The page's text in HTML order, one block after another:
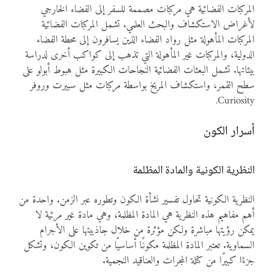
المركبات الفضائية هي مركبات مصممة للسفر إلى الفضاء الخارجي
لأغراض الاستكشاف والبحث العلمي. تشمل المركبات الفضائية
المركبات المأهولة مثل رواد الفضاء الذين يسافرون إلى محطة الفضاء
الدولية، والمركبات غير المأهولة التي تذهب إلى كواكب أخرى لدراسة
بيئاتها. تشمل البعثات الفضائية النجاحات الكبيرة مثل هبوط أبولو على
سطح القمر، واستكشاف المريخ بواسطة مركبات مثل سبيرت وروفر
Curiosity.
أسرار الكون
النظرية الكونية والمادة المظلمة
النظرية الكونية تحاول تفسير نشأة الكون وتطوره عبر الزمن. واحدة من
أهم مفاهيم هذه النظرية هي المادة المظلمة، وهي مادة غير مرئية لا
يمكن رؤيتها مباشرة ولكن مؤثرة من خلال جاذبيتها على الأجرام
السماوية. تعتبر المادة المظلمة مكونًا أساسيًا من تكوين الكون، وتشكل
جزءًا كبيرًا من كتلة المجرات والعناقيد النجمية.